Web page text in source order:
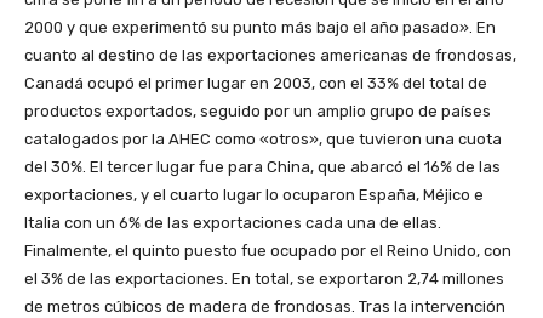
2000 y que experimentó su punto más bajo el año pasado». En
cuanto al destino de las exportaciones americanas de frondosas,
Canadá ocupó el primer lugar en 2003, con el 33% del total de
productos exportados, seguido por un amplio grupo de países
catalogados por la AHEC como «otros», que tuvieron una cuota
del 30%. El tercer lugar fue para China, que abarcó el 16% de las
exportaciones, y el cuarto lugar lo ocuparon España, Méjico e
Italia con un 6% de las exportaciones cada una de ellas.
Finalmente, el quinto puesto fue ocupado por el Reino Unido, con
el 3% de las exportaciones. En total, se exportaron 2,74 millones
de metros cúbicos de madera de frondosas. Tras la intervención